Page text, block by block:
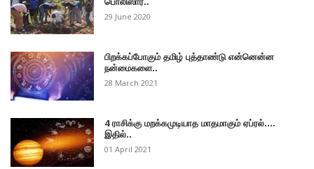
29 June 2020
பிறக்கப்போகும் தமிழ் புத்தாண்டு என்னென்ன
நன்மைகளை..
28 March 2021
4 ராசிக்கு மறக்கமுடியாத மாதமாகும் ஏப்ரல்....
இதில்..
01 April 2021